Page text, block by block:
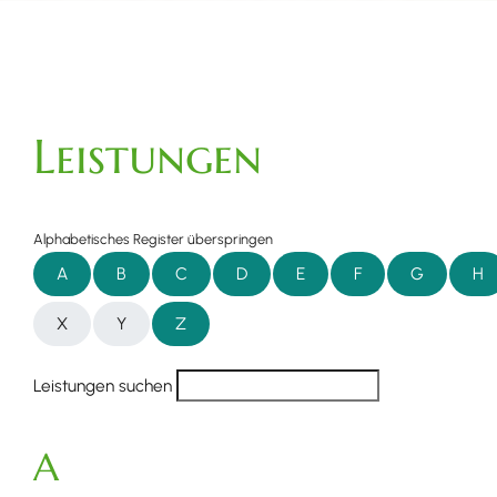
Leistungen
Alphabetisches Register überspringen
A B C D E F G H
X Y Z
Leistungen suchen
A